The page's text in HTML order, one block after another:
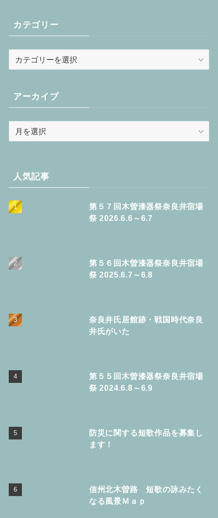
カテゴリー
リ
ー
アーカイブ
ブ人気記事
第５７回木曽漆器祭奈良井宿場
祭 2026.6.6～6.7
第５６回木曽漆器祭奈良井宿場
祭 2025.6.7～6.8
奈良井氏居館跡・戦国時代奈良
井氏がいた
第５５回木曽漆器祭奈良井宿場
祭 2024.6.8～6.9
防災に関する短歌作品を募集し
ます！
信州北木曽路 短歌の詠みたく
なる風景Ｍａｐ